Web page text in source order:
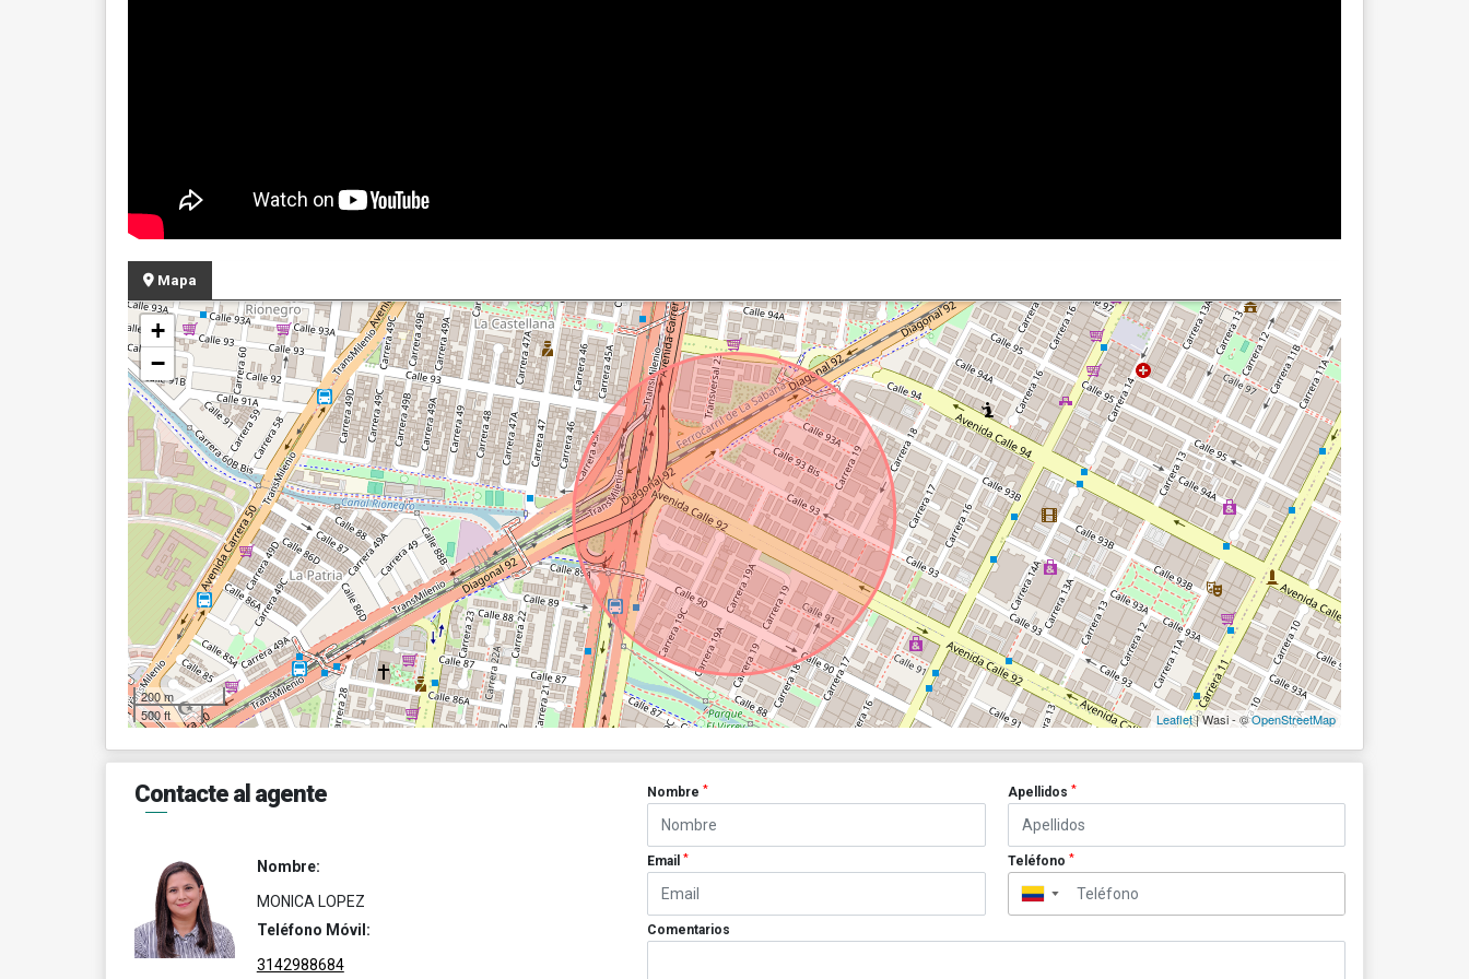
Mapa
+
−
200 m
500 ft
Leaflet| Wasi - ©OpenStreetMap
Contacte al agente
Nombre:
MONICA LOPEZ
Teléfono Móvil:
3142988684
Nombre* Apellidos *
Email* Teléfono *
▼
Comentarios